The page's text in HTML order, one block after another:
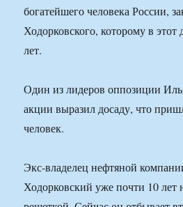
богатейшего человека России,
Ходорковского, которому в этот
лет.
Один из лидеров оппозиции
акции выразил досаду, что
человек.
Экс-владелец нефтяной
Ходорковский уже почти 10 лет